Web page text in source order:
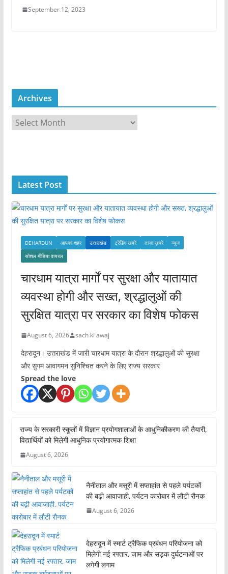
September 12, 2023
Archives
r
e
s
Latest Post
DEHARDUN आपका शहर उत्तराखंड ट्रेंडिंग खबरें ताज़ा ख़बरें
न्यूज़
सोशल मीडिया वायरल
चारधाम यात्रा मार्गों पर सुरक्षा और यातायात
व्यवस्था होगी और सख्त, श्रद्धालुओं की
सुरक्षित यात्रा पर सरकार का विशेष फोकस
August 6, 2026 sach ki awaj
देहरादून। उत्तराखंड में जारी चारधाम यात्रा के दौरान श्रद्धालुओं की सुरक्षा
और सुगम आवागमन सुनिश्चित करने के लिए राज्य सरकार
Spread the love
राज्य के सरकारी स्कूलों में विज्ञान प्रयोगशालाओं के आधुनिकीकरण की तैयारी,
विद्यार्थियों को मिलेगी आधुनिक प्रयोगात्मक शिक्षा
August 6, 2026
नैनीताल और मसूरी में सप्ताहांत से पहले पर्यटकों
की बढ़ी आवाजाही, पर्यटन कारोबार में लौटी रौनक
August 6, 2026
देहरादून में स्मार्ट ट्रैफिक प्रबंधन परियोजना को
मिलेगी नई रफ्तार, जाम और सड़क दुर्घटनाओं पर
लगेगी लगाम